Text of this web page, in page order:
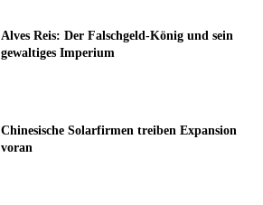
Alves Reis: Der Falschgeld-König und sein
gewaltiges Imperium
Chinesische Solarfirmen treiben Expansion
voran